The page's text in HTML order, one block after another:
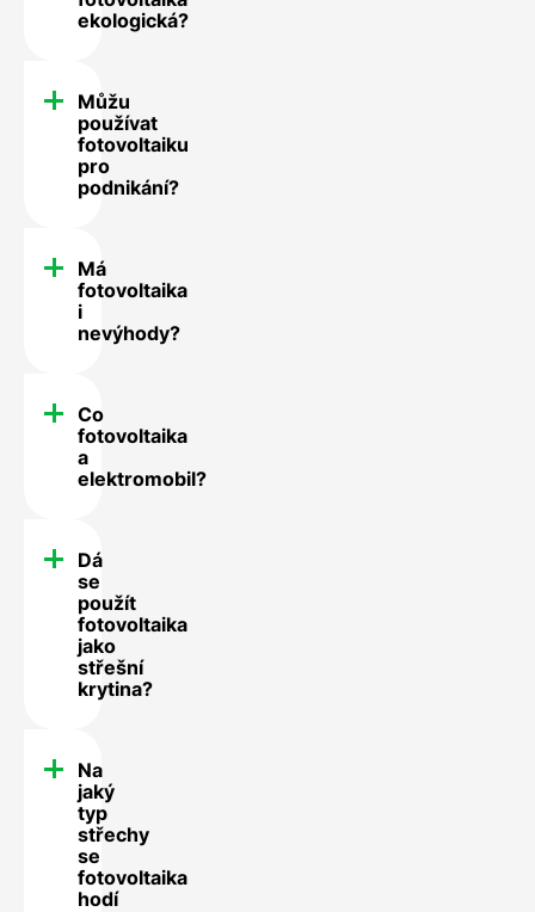
ekologická?
Můžu
používat
fotovoltaiku
pro
podnikání?
Má
fotovoltaika
i
nevýhody?
Co
fotovoltaika
a
elektromobil?
Dá
se
použít
fotovoltaika
jako
střešní
krytina?
Na
jaký
typ
střechy
se
fotovoltaika
hodí